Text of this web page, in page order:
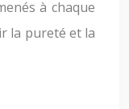
à chaque
la pureté et la